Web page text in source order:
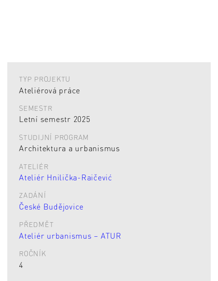
TYP PROJEKTU
Ateliérová práce
SEMESTR
Letní semestr 2025
STUDIJNÍ PROGRAM
Architektura a urbanismus
ATELIÉR
Ateliér Hnilička-Raičević
ZADÁNÍ
České Budějovice
PŘEDMĚT
Ateliér urbanismus – ATUR
ROČNÍK
4